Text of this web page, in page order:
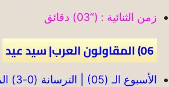
زمن الثنائية : (“03) دقائق
06) المقاولون العرب| سيد عيد
الأسبوع الـ (05) | الترسانة (0-3) المقاولون العرب